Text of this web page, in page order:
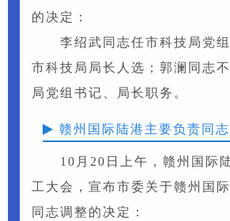
的决定：
李绍武同志任市科技局党
市科技局局长人选；郭澜同志
局党组书记、局长职务。
赣州国际陆港主要负责同
10月20日上午，赣州国际
工大会，宣布市委关于赣州国
同志调整的决定：